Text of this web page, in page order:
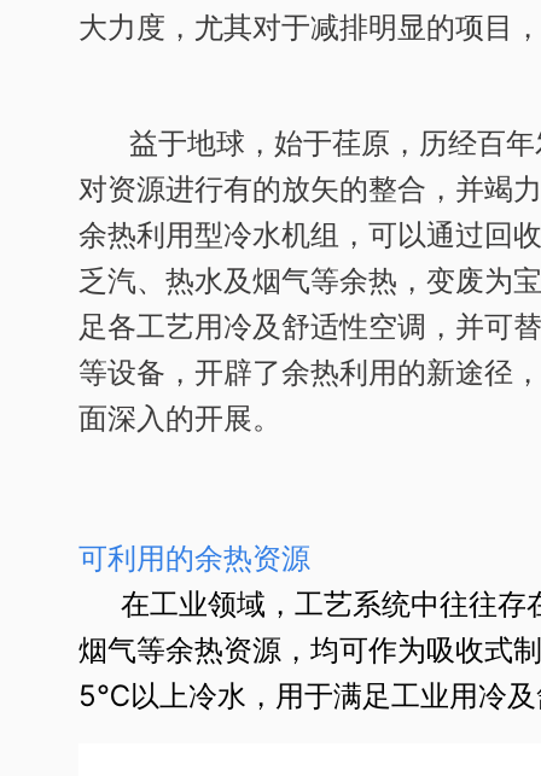
大力度，尤其对于减排明显的项目
益于地球，始于荏原，历经百年
对资源进行有的放矢的整合，并竭
余热利用型冷水机组，可以通过回
乏汽、热水及烟气等余热，变废为
足各工艺用冷及舒适性空调，并可
等设备，开辟了余热利用的新途径
面深入的开展。
可利用的余热资源
在工业领域，工艺系统中往往存
烟气等余热资源，均可作为吸收式
5℃以上冷水，用于满足工业用冷